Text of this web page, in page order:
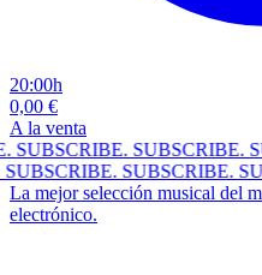
20:00h
0,00 €
A la venta
SUBSCRIBE.
SUBSCRIBE.SUBSCRIBE.
La mejor selección musical del
electrónico.